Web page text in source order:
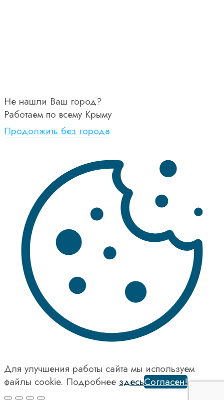
Не нашли Ваш город?
Работаем по всему Крыму
Продолжить без города
Для улучшения работы сайта мы используем
файлы cookie. Подробнее здесьСогласен!